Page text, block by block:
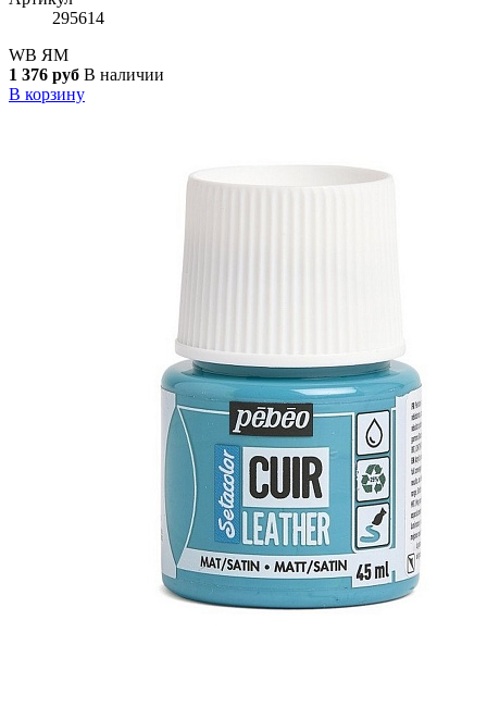
295614
WB ЯМ
1 376 руб В наличии
В корзину